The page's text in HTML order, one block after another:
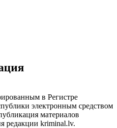
в Регистре
электронным средством
материалов
редакции kriminal.lv.